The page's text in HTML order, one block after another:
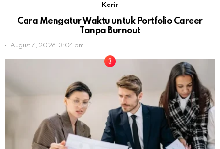
Karir
Cara Mengatur Waktu untuk Portfolio Career
Tanpa Burnout
August 7, 2026, 3:04 pm